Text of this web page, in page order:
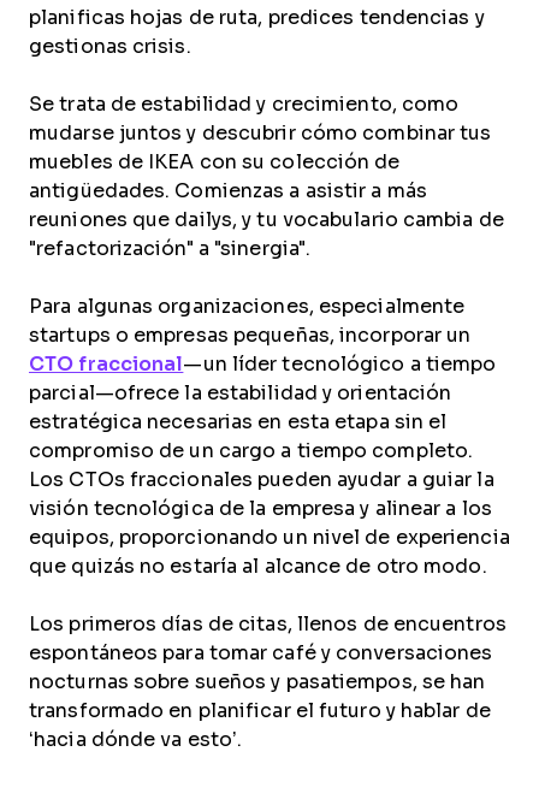
planificas hojas de ruta, predices tendencias y
gestionas crisis.
Se trata de estabilidad y crecimiento, como
mudarse juntos y descubrir cómo combinar tus
muebles de IKEA con su colección de
antigüedades. Comienzas a asistir a más
reuniones que dailys, y tu vocabulario cambia de
"refactorización" a "sinergia".
Para algunas organizaciones, especialmente
startups o empresas pequeñas, incorporar un
CTO fraccional—un líder tecnológico a tiempo
parcial—ofrece la estabilidad y orientación
estratégica necesarias en esta etapa sin el
compromiso de un cargo a tiempo completo.
Los CTOs fraccionales pueden ayudar a guiar la
visión tecnológica de la empresa y alinear a los
equipos, proporcionando un nivel de experiencia
que quizás no estaría al alcance de otro modo.
Los primeros días de citas, llenos de encuentros
espontáneos para tomar café y conversaciones
nocturnas sobre sueños y pasatiempos, se han
transformado en planificar el futuro y hablar de
‘hacia dónde va esto’.